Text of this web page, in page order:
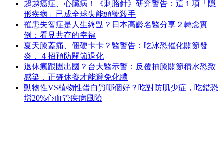
超越癌症、心臟病！《刺胳針》研究警告：這１項「隱
形疾病」已成全球失能頭號殺手
罹患失智症是人生終點？日本高齡名醫分享２轉念實
例：看見共存的幸福
夏天膝蓋痛、僵硬卡卡？醫警告：吃冰恐催化關節發
炎，４招預防關節退化
退休瘋跟團出國？台大醫示警：反覆抽膝關節積水恐致
感染，正確休養才能避免化膿
動物性VS植物性蛋白質哪個好？吃對防肌少症，吃錯恐
增20%心血管疾病風險